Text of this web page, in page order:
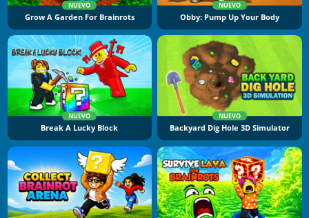
NUEVO
Grow A Garden For Brainrots
NUEVO
Obby: Pump Up Your Body
NUEVO
Break A Lucky Block
NUEVO
Backyard Dig Hole 3D Simulator